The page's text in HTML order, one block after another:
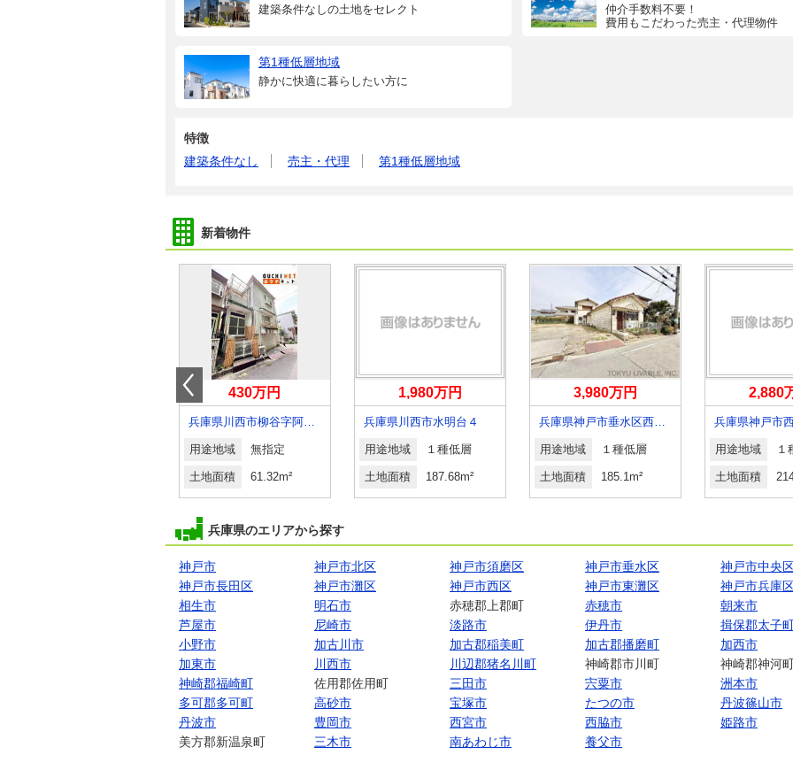
建築条件なしの土地をセレクト
仲介手数料不要！
費用もこだわった売主・代理物件
第1種低層地域
静かに快適に暮らしたい方に
特徴
建築条件なし
売主・代理 第1種低層地域
新着物件
430万円
兵庫県川西市柳谷字阿津知平
用途地域 無指定
土地面積 61.32m²
1,980万円
兵庫県川西市水明台４
用途地域 １種低層
土地面積 187.68m²
3,980万円
兵庫県神戸市垂水区西舞子７
用途地域 １種低層
土地面積 185.1m²
2,880
用途地域 １
土地面積
兵庫県のエリアから探す
神戸市 神戸市北区 神戸市須磨区 神戸市垂水区
神戸市中央
神戸市長田区
神戸市灘区 神戸市西区 神戸市東灘区
神戸市兵庫
相生市
明石市 赤穂郡上郡町 赤穂市
朝来市
芦屋市
尼崎市 淡路市 伊丹市
揖保郡太子
小野市
加古川市 加古郡稲美町 加古郡播磨町
加西市
加東市
川西市 川辺郡猪名川町 神崎郡市川町
神崎郡神河
神崎郡福崎町
佐用郡佐用町 三田市 宍粟市
洲本市
多可郡多可町
高砂市 宝塚市 たつの市
丹波篠山市
丹波市
豊岡市 西宮市 西脇市
姫路市
美方郡新温泉町
三木市 南あわじ市 養父市